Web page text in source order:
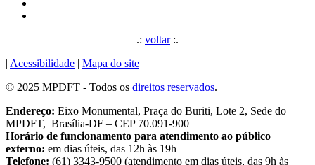
.: voltar:.
| Acessibilidade | Mapa do site |
© 2025 MPDFT - Todos os direitos reservados.
Endereço: Eixo Monumental, Praça do Buriti, Lote 2, Sede do
MPDFT, Brasília-DF – CEP 70.091-900
Horário de funcionamento para atendimento ao público
externo: em dias úteis, das 12h às 19h
Telefone: (61) 3343-9500 (atendimento em dias úteis, das 9h às